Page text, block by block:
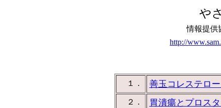
や
情報提
http://
１． 善玉コレステロ
２． 胃潰瘍とプロス